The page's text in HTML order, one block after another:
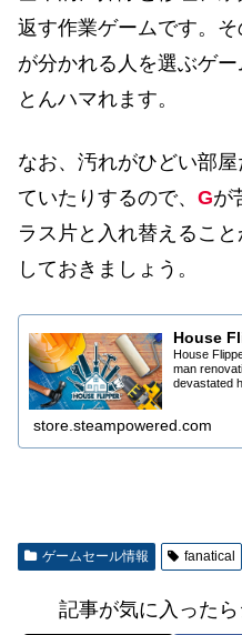
返す作業ゲームです。
が分かれる人を選ぶゲ
とんハマれます。
なお、汚れがひどい部
ていたりするので、 Gが
ラス片と入れ替えるこ
しておきましょう。
House
House
man
devastated
store.steampowered.com
ゲームセール情報 fanatical
記事が気に入った